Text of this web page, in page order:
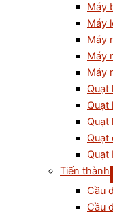
Máy
Máy
Máy
Máy
Máy
Quạt
Quạt
Quạt
Quạt
Quạt
Tiến thành
Cầu
Cầu